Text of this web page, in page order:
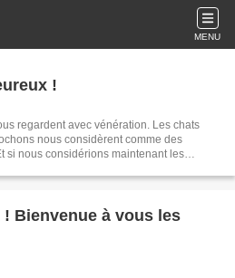
MENU
!
regardent avec vénération. Les chats
nous considèrent comme des
Bienvenue à vous les